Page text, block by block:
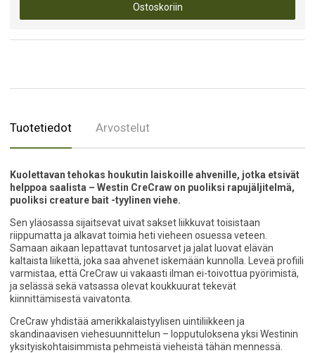
Ostoskoriin
Tuotetiedot Arvostelut
Kuolettavan tehokas houkutin laiskoille ahvenille, jotka etsivät
helppoa saalista – Westin CreCraw on puoliksi rapujäljitelmä,
puoliksi creature bait -tyylinen viehe.
Sen yläosassa sijaitsevat uivat sakset liikkuvat toisistaan
riippumatta ja alkavat toimia heti vieheen osuessa veteen.
Samaan aikaan lepattavat tuntosarvet ja jalat luovat elävän
kaltaista liikettä, joka saa ahvenet iskemään kunnolla. Leveä profiili
varmistaa, että CreCraw ui vakaasti ilman ei-toivottua pyörimistä,
ja selässä sekä vatsassa olevat koukkuurat tekevät
kiinnittämisestä vaivatonta.
CreCraw yhdistää amerikkalaistyylisen uintiliikkeen ja
skandinaavisen viehesuunnittelun – lopputuloksena yksi Westinin
yksityiskohtaisimmista pehmeistä vieheistä tähän mennessä.